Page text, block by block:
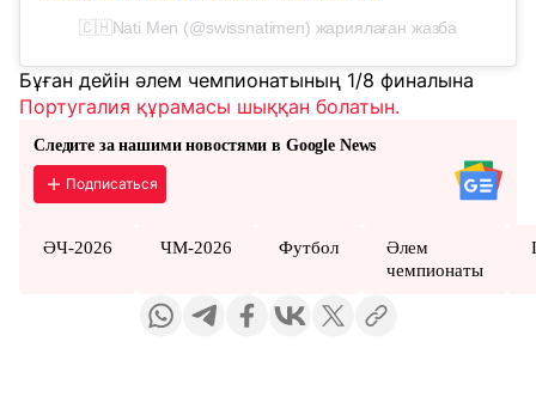
🇨🇭Nati Men (@swissnatimen) жариялаған жазба
Бұған дейін әлем чемпионатының 1/8 финалына
Португалия құрамасы шыққан болатын.
Следите за нашими новостями в Google News
Подписаться
ӘЧ-2026 ЧМ-2026 Футбол
Әлем
чемпионаты